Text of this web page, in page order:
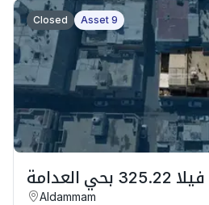
Closed Asset 9
فيلا 325.22 بحي العدامة
Aldammam